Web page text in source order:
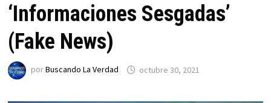
‘Informaciones Sesgadas’
(Fake News)
porBuscando La Verdad octubre 30, 2021